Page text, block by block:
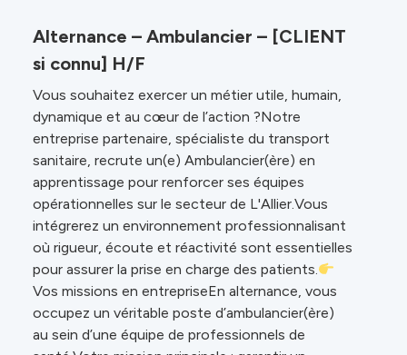
Alternance – Ambulancier – [CLIENT
si connu] H/F
Vous souhaitez exercer un métier utile, humain,
dynamique et au cœur de l’action ?Notre
entreprise partenaire, spécialiste du transport
sanitaire, recrute un(e) Ambulancier(ère) en
apprentissage pour renforcer ses équipes
opérationnelles sur le secteur de L'Allier.Vous
intégrerez un environnement professionnalisant
où rigueur, écoute et réactivité sont essentielles
pour assurer la prise en charge des patients.
Vos missions en entrepriseEn alternance, vous
occupez un véritable poste d’ambulancier(ère)
au sein d’une équipe de professionnels de